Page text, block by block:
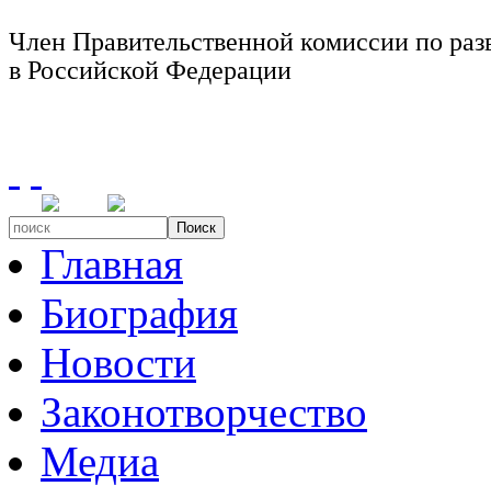
Член Правительственной комиссии по
в Российской Федерации
Поиск
Главная
Биография
Новости
Законотворчество
Медиа